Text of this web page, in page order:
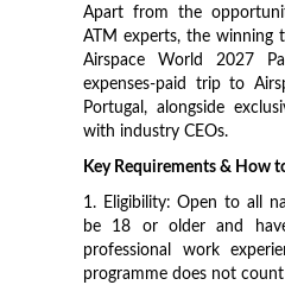
Apart from the
ATM experts, the winning
Airspace World 2027
expenses-paid trip to
Portugal, alongside
with industry CEOs.
Key Requirements & How
1. Eligibility: Open to all
be 18 or older and
professional work
programme does not